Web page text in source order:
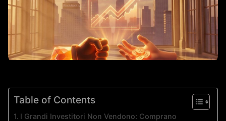
Table of Contents
I Grandi Investitori Non Vendono: Comprano